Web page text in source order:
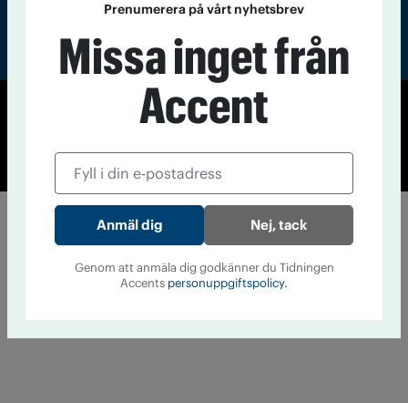
© Tidningen Accent 2026
Prenumerera på vårt nyhetsbrev
Missa inget från
Accent
Nej, tack
Genom att anmäla dig godkänner du Tidningen
Accents personuppgiftspolicy.